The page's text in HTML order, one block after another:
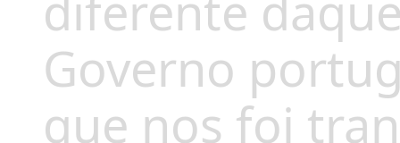
Governo
que nos foi